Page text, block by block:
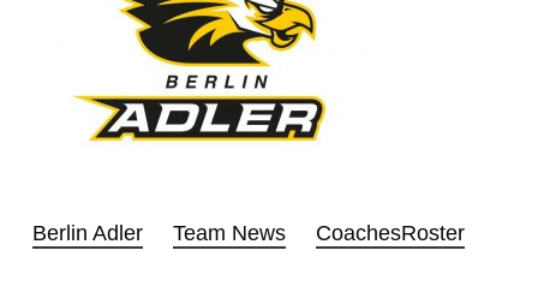
Berlin Adler Team News CoachesRoster